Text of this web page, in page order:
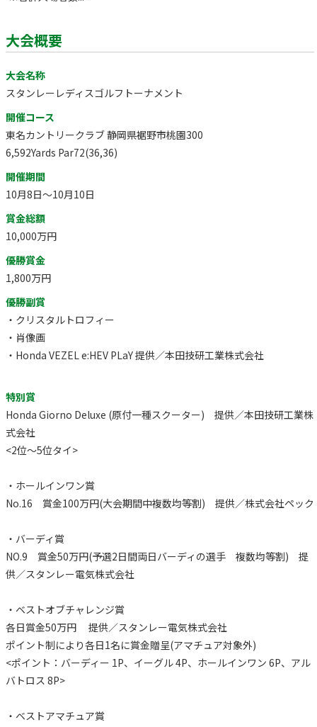
大会概要
大会名称
スタンレーレディスゴルフトーナメント
開催コース
東名カントリークラブ 静岡県裾野市桃園300
6,592Yards Par72(36,36)
開催期間
10月8日～10月10日
賞金総額
10,000万円
優勝賞金
1,800万円
優勝副賞
・クリスタルトロフィー
・肖像画
・Honda VEZEL e:HEV PLaY 提供／本田技研工業株式会社
特別賞
Honda Giorno Deluxe (原付一種スクーター) 提供／本田技研工業株
式会社
<2位～5位タイ>
・ホールインワン賞
No.16 賞金100万円(大会期間中複数均等割) 提供／株式会社ペック
・バーディ賞
NO.9 賞金50万円(予選2日間両日バーディの選手 複数均等割) 提
供／スタンレー電気株式会社
・ベストオブチャレンジ賞
各日賞金50万円 提供／スタンレー電気株式会社
ポイント制により各日1名に賞金贈呈(アマチュア対象外)
<ポイント：バーディー 1P、イーグル 4P、ホールインワン 6P、アル
バトロス 8P>
・ベストアマチュア賞